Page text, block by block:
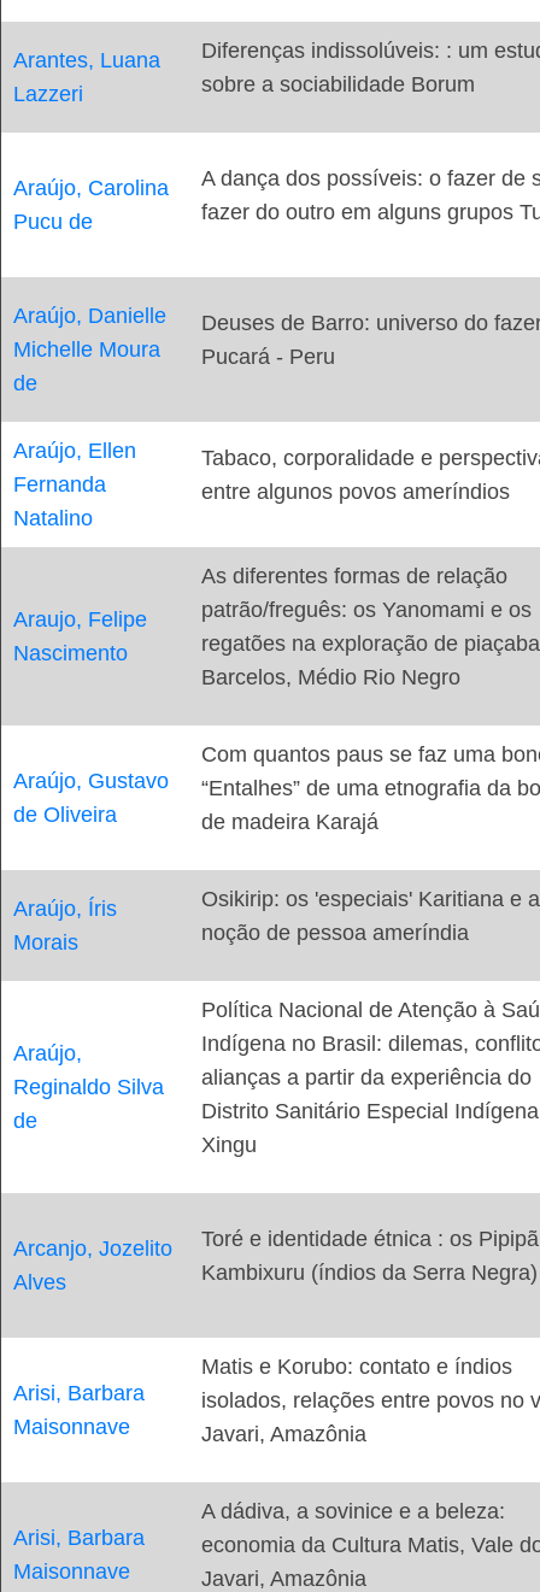
Arantes, Luana
Lazzeri
Diferenças indissolúveis: : um
sobre a sociabilidade Borum
Araújo, Carolina
Pucu de
A dança dos possíveis: o fazer de
fazer do outro em alguns grupos
Araújo, Danielle
Michelle Moura
de
Deuses de Barro: universo do
Pucará - Peru
Araújo, Ellen
Fernanda
Natalino
Tabaco, corporalidade e
entre algunos povos ameríndios
Araujo, Felipe
Nascimento
As diferentes formas de relação
patrão/freguês: os Yanomami e os
regatões na exploração de
Barcelos, Médio Rio Negro
Araújo, Gustavo
de Oliveira
Com quantos paus se faz uma
“Entalhes” de uma etnografia da
de madeira Karajá
Araújo, Íris
Morais
Osikirip: os 'especiais' Karitiana e a
noção de pessoa ameríndia
Araújo,
Reginaldo Silva
de
Política Nacional de Atenção à
Indígena no Brasil: dilemas,
alianças a partir da experiência do
Distrito Sanitário Especial
Xingu
Arcanjo, Jozelito
Alves
Toré e identidade étnica : os
Kambixuru (índios da Serra Negra)
Arisi, Barbara
Maisonnave
Matis e Korubo: contato e índios
isolados, relações entre povos no
Javari, Amazônia
Arisi, Barbara
Maisonnave
A dádiva, a sovinice e a beleza:
economia da Cultura Matis, Vale
Javari, Amazônia